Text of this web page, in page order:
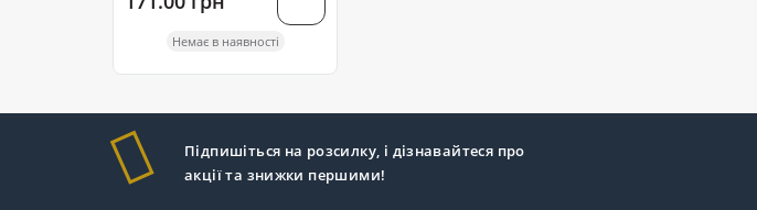
Немає в наявності
Підпишіться на розсилку, і дізнавайтеся про
акції та знижки першими!